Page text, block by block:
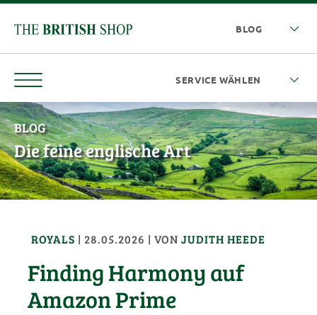
BLOG
Die feine englische Art
ROYALS | 28.05.2026 | VONJUDITH HEEDE
Finding Harmony auf
Amazon Prime